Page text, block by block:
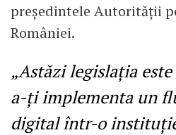
președintele Autorității
României.
„Astăzi legislația
a-ți implementa un
digital într-o